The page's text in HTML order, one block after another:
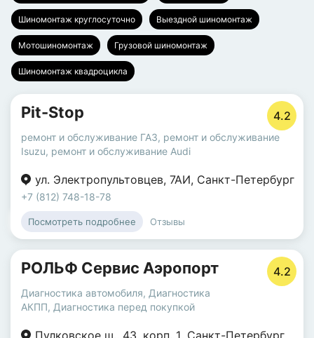
Шиномонтаж круглосуточно Выездной шиномонтаж
Мотошиномонтаж Грузовой шиномонтаж
Шиномонтаж квадроцикла
Pit-Stop 4.2
ремонт и обслуживание ГАЗ, ремонт и обслуживание
Isuzu, ремонт и обслуживание Audi
ул. Электропультовцев, 7АИ, Санкт-Петербург
+7 (812) 748-18-78
Посмотреть подробнее Отзывы
РОЛЬФ Сервис Аэропорт 4.2
Диагностика автомобиля, Диагностика
АКПП, Диагностика перед покупкой
Пулковское ш., 43, корп. 1, Санкт-Петербург